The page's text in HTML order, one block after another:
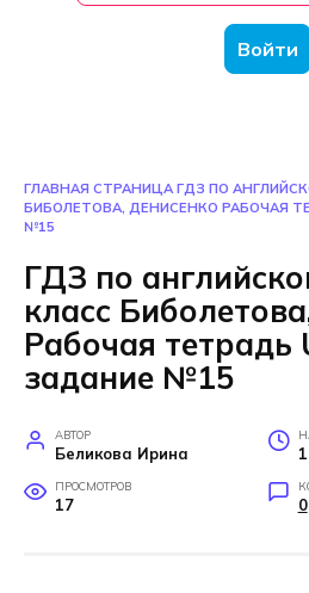
Войти
ГЛАВНАЯ СТРАНИЦА ГДЗ ПО
БИБОЛЕТОВА, ДЕНИСЕНКО РАБОЧАЯ
№15
ГДЗ по
класс
Рабочая тетрадь
задание №15
АВТОР
Беликова Ирина
ПРОСМОТРОВ
17 0